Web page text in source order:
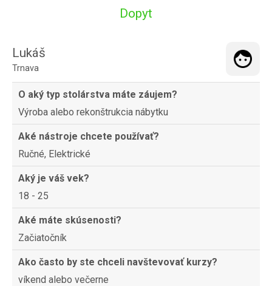
Dopyt
Lukáš
Trnava
O aký typ stolárstva máte záujem?
Výroba alebo rekonštrukcia nábytku
Aké nástroje chcete používať?
Ručné, Elektrické
Aký je váš vek?
18 - 25
Aké máte skúsenosti?
Začiatočník
Ako často by ste chceli navštevovať kurzy?
víkend alebo večerne